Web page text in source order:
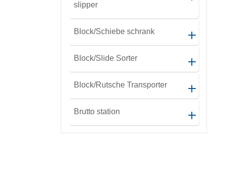
slipper
Block/Schiebe schrank
Block/Slide Sorter
Block/Rutsche Transporter
Brutto station